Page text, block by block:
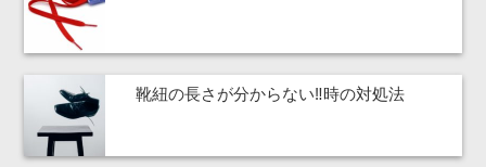
靴紐の長さが分からない‼時の対処法